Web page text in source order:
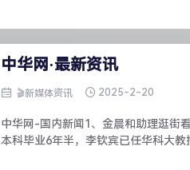
中华网·最新资讯
🎬新媒体资讯 2025-2-20
中华网-国内新闻1、金晨和助理逛街
本科毕业6年半，李钦宾已任华科大